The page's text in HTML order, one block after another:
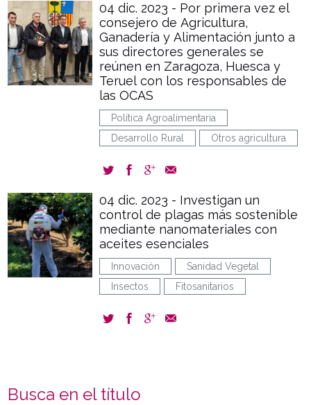
04 dic. 2023 - Por primera vez el
consejero de Agricultura,
Ganadería y Alimentación junto a
sus directores generales se
reúnen en Zaragoza, Huesca y
Teruel con los responsables de
las OCAS
Política Agroalimentaria
Desarrollo Rural
Otros agricultura
04 dic. 2023 - Investigan un
control de plagas más sostenible
mediante nanomateriales con
aceites esenciales
Innovación
Sanidad Vegetal
Insectos
Fitosanitarios
Busca en el título